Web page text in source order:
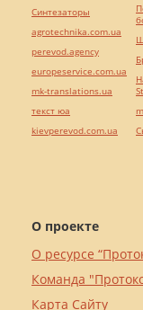
О проекте
О ресурсе
Команда
Карта Сайту
Синтезаторы
agrotechnika.com.ua
perevod.agency
europeservice.com.ua
mk-translations.ua
текст юа
kievperevod.com.ua